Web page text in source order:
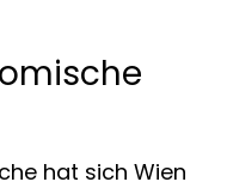
hat sich Wien